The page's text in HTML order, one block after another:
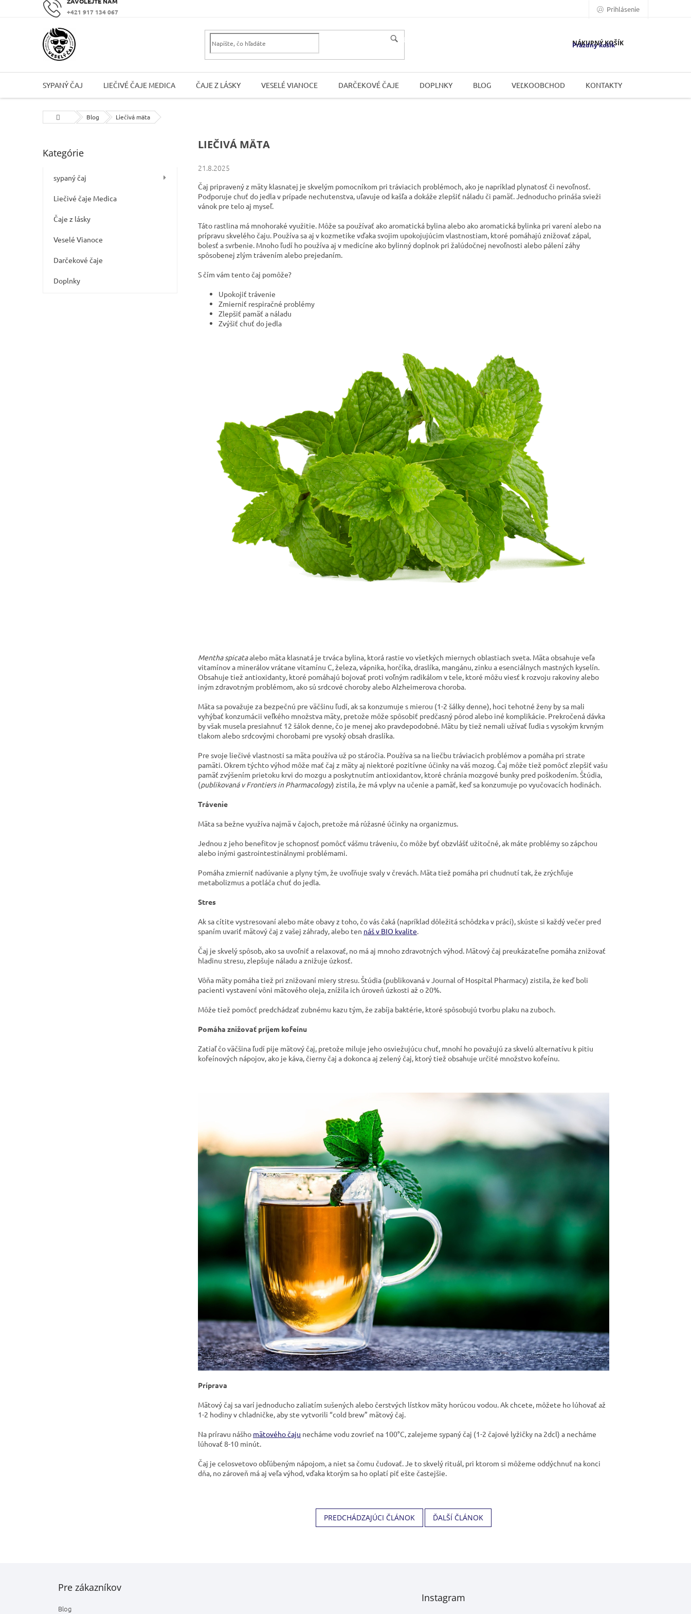
+421 917 134 067 Prihlásenie
HĽADAŤ NÁKUPNÝ KOŠÍK
Prázdny košík
SYPANÝ ČAJ LIEČIVÉ ČAJE MEDICA ČAJE Z LÁSKY VESELÉ VIANOCE DARČEKOVÉ ČAJE DOPLNKY BLOG VEĽKOOBCHOD KONTAKTY
DomovBlog Liečivá mäta
o
Preskočiť
Kategórie
sypaný čaj
Liečivé čaje Medica
Čaje z lásky
Veselé Vianoce
Darčekové čaje
Doplnky
LIEČIVÁ MÄTA
21.8.2025
Čaj pripravený z mäty klasnatej je skvelým pomocníkom pri tráviacich problémoch, ako je napríklad plynatosť či nevoľnosť.
Podporuje chuť do jedla v prípade nechutenstva, uľavuje od kašľa a dokáže zlepšiť náladu či pamäť. Jednoducho prináša svieži
vánok pre telo aj myseľ.
Táto rastlina má mnohoraké využitie. Môže sa používať ako aromatická bylina alebo ako aromatická bylinka pri varení alebo na
prípravu skvelého čaju. Používa sa aj v kozmetike vďaka svojim upokojujúcim vlastnostiam, ktoré pomáhajú znižovať zápal,
bolesť a svrbenie. Mnoho ľudí ho používa aj v medicíne ako bylinný doplnok pri žalúdočnej nevoľnosti alebo pálení záhy
spôsobenej zlým trávením alebo prejedaním.
S čím vám tento čaj pomôže?
Upokojiť trávenie
Zmierniť respiračné problémy
Zlepšiť pamäť a náladu
Zvýšiť chuť do jedla
Mentha spicataalebo mäta klasnatá je trváca bylina, ktorá rastie vo všetkých miernych oblastiach sveta. Mäta obsahuje veľa
vitamínov a minerálov vrátane vitamínu C, železa, vápnika, horčíka, draslíka, mangánu, zinku a esenciálnych mastných kyselín.
Obsahuje tiež antioxidanty, ktoré pomáhajú bojovať proti voľným radikálom v tele, ktoré môžu viesť k rozvoju rakoviny alebo
iným zdravotným problémom, ako sú srdcové choroby alebo Alzheimerova choroba.
Mäta sa považuje za bezpečnú pre väčšinu ľudí, ak sa konzumuje s mierou (1-2 šálky denne), hoci tehotné ženy by sa mali
vyhýbať konzumácii veľkého množstva mäty, pretože môže spôsobiť predčasný pôrod alebo iné komplikácie. Prekročená dávka
by však musela presiahnuť 12 šálok denne, čo je menej ako pravdepodobné. Mätu by tiež nemali užívať ľudia s vysokým krvným
tlakom alebo srdcovými chorobami pre vysoký obsah draslíka.
Pre svoje liečivé vlastnosti sa mäta používa už po stáročia. Používa sa na liečbu tráviacich problémov a pomáha pri strate
pamäti. Okrem týchto výhod môže mať čaj z mäty aj niektoré pozitívne účinky na váš mozog. Čaj môže tiež pomôcť zlepšiť vašu
pamäť zvýšením prietoku krvi do mozgu a poskytnutím antioxidantov, ktoré chránia mozgové bunky pred poškodením. Štúdia,
(publikovaná v Frontiers in Pharmacology) zistila, že má vplyv na učenie a pamäť, keď sa konzumuje po vyučovacích hodinách.
Trávenie
Mäta sa bežne využíva najmä v čajoch, pretože má rúžasné účinky na organizmus.
Jednou z jeho benefitov je schopnosť pomôcť vášmu tráveniu, čo môže byť obzvlášť užitočné, ak máte problémy so zápchou
alebo inými gastrointestinálnymi problémami.
Pomáha zmierniť nadúvanie a plyny tým, že uvoľňuje svaly v črevách. Mäta tiež pomáha pri chudnutí tak, že zrýchľuje
metabolizmus a potláča chuť do jedla.
Stres
Ak sa cítite vystresovaní alebo máte obavy z toho, čo vás čaká (napríklad dôležitá schôdzka v práci), skúste si každý večer pred
spaním uvariť mätový čaj z vašej záhrady, alebo ten náš v BIO kvalite.
Čaj je skvelý spôsob, ako sa uvoľniť a relaxovať, no má aj mnoho zdravotných výhod. Mätový čaj preukázateľne pomáha znižovať
hladinu stresu, zlepšuje náladu a znižuje úzkosť.
Vôňa mäty pomáha tiež pri znižovaní miery stresu. Štúdia (publikovaná v Journal of Hospital Pharmacy) zistila, že keď boli
pacienti vystavení vôni mätového oleja, znížila ich úroveň úzkosti až o 20%.
Môže tiež pomôcť predchádzať zubnému kazu tým, že zabíja baktérie, ktoré spôsobujú tvorbu plaku na zuboch.
Pomáha znižovať príjem kofeínu
Zatiaľ čo väčšina ľudí pije mätový čaj, pretože miluje jeho osviežujúcu chuť, mnohí ho považujú za skvelú alternatívu k pitiu
kofeínových nápojov, ako je káva, čierny čaj a dokonca aj zelený čaj, ktorý tiež obsahuje určité množstvo kofeínu.
Príprava
Mätový čaj sa varí jednoducho zaliatím sušených alebo čerstvých lístkov mäty horúcou vodou. Ak chcete, môžete ho lúhovať až
1-2 hodiny v chladničke, aby ste vytvorili “cold brew” mätový čaj.
Na príravu nášho mätového čaju necháme vodu zovrieť na 100°C, zalejeme sypaný čaj (1-2 čajové lyžičky na 2dcl) a necháme
lúhovať 8-10 minút.
Čaj je celosvetovo obľúbeným nápojom, a niet sa čomu čudovať. Je to skvelý rituál, pri ktorom si môžeme oddýchnuť na konci
dňa, no zároveň má aj veľa výhod, vďaka ktorým sa ho oplatí piť ešte častejšie.
PREDCHÁDZAJÚCI ČLÁNOK ĎALŠÍ ČLÁNOK
Pre zákazníkov
Blog
Instagram